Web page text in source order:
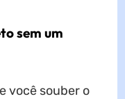
sem um
você souber o